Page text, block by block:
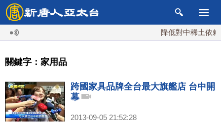
降低對中稀土依賴
關鍵字：家用品
跨國家具品牌全台最大旗艦店 台中開
幕
2013-09-05 21:52:28